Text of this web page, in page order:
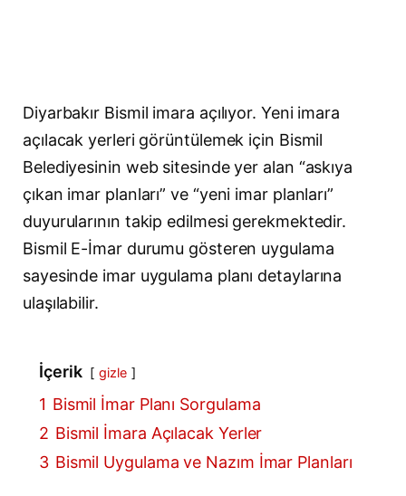
Diyarbakır Bismil imara açılıyor. Yeni imara
açılacak yerleri görüntülemek için Bismil
Belediyesinin web sitesinde yer alan “askıya
çıkan imar planları” ve “yeni imar planları”
duyurularının takip edilmesi gerekmektedir.
Bismil E-İmar durumu gösteren uygulama
sayesinde imar uygulama planı detaylarına
ulaşılabilir.
İçerik gizle
1 Bismil İmar Planı Sorgulama
2 Bismil İmara Açılacak Yerler
3 Bismil Uygulama ve Nazım İmar Planları